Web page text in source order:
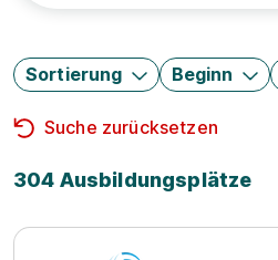
Sortierung Beginn
Suche zurücksetzen
304 Ausbildungsplätze